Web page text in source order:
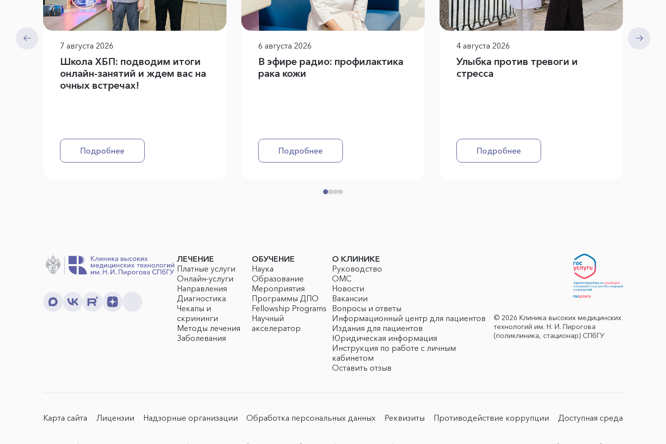
7 августа 2026
Школа ХБП: подводим итоги
онлайн-занятий и ждем вас на
очных встречах!
Подробнее
6 августа 2026
В эфире радио: профилактика
рака кожи
Подробнее
4 августа 2026
Улыбка против тревоги и
стресса
Подробнее
ЛЕЧЕНИЕ
Платные услуги
Онлайн-услуги
Направления
Диагностика
Чекапы и
скрининги
Методы лечения
Заболевания
ОБУЧЕНИЕ
Наука
Образование
Мероприятия
Программы ДПО
Fellowship Programs
Научный
акселератор
О КЛИНИКЕ
Руководство
ОМС
Новости
Вакансии
Вопросы и ответы
Информационный центр для пациентов
Издания для пациентов
Юридическая информация
Инструкция по работе с личным
кабинетом
Оставить отзыв
© 2026 Клиника высоких медицинских
технологий им. Н. И. Пирогова
(поликлиника, стационар) СПбГУ
Карта сайта Лицензии Надзорные организации Обработка персональных данных Реквизиты Противодействие коррупции Доступная среда